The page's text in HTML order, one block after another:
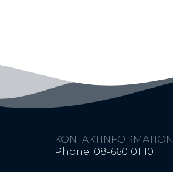
KONTAKTINFORMATION
Phone: 08-660 01 10